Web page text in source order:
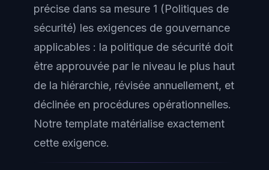
précise dans sa mesure 1 (Politiques de
sécurité) les exigences de gouvernance
applicables : la politique de sécurité doit
être approuvée par le niveau le plus haut
de la hiérarchie, révisée annuellement, et
déclinée en procédures opérationnelles.
Notre template matérialise exactement
cette exigence.